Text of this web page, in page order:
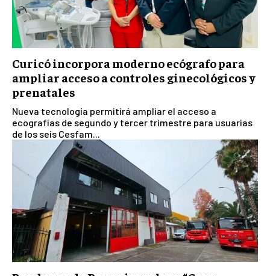
Curicó incorpora moderno ecógrafo para
ampliar acceso a controles ginecológicos y
prenatales
Nueva tecnología permitirá ampliar el acceso a
ecografías de segundo y tercer trimestre para usuarias
de los seis Cesfam...